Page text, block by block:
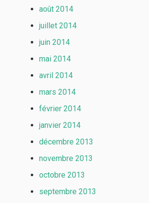
août 2014
juillet 2014
juin 2014
mai 2014
avril 2014
mars 2014
février 2014
janvier 2014
décembre 2013
novembre 2013
octobre 2013
septembre 2013